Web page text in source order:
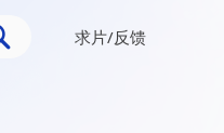
求片/反馈